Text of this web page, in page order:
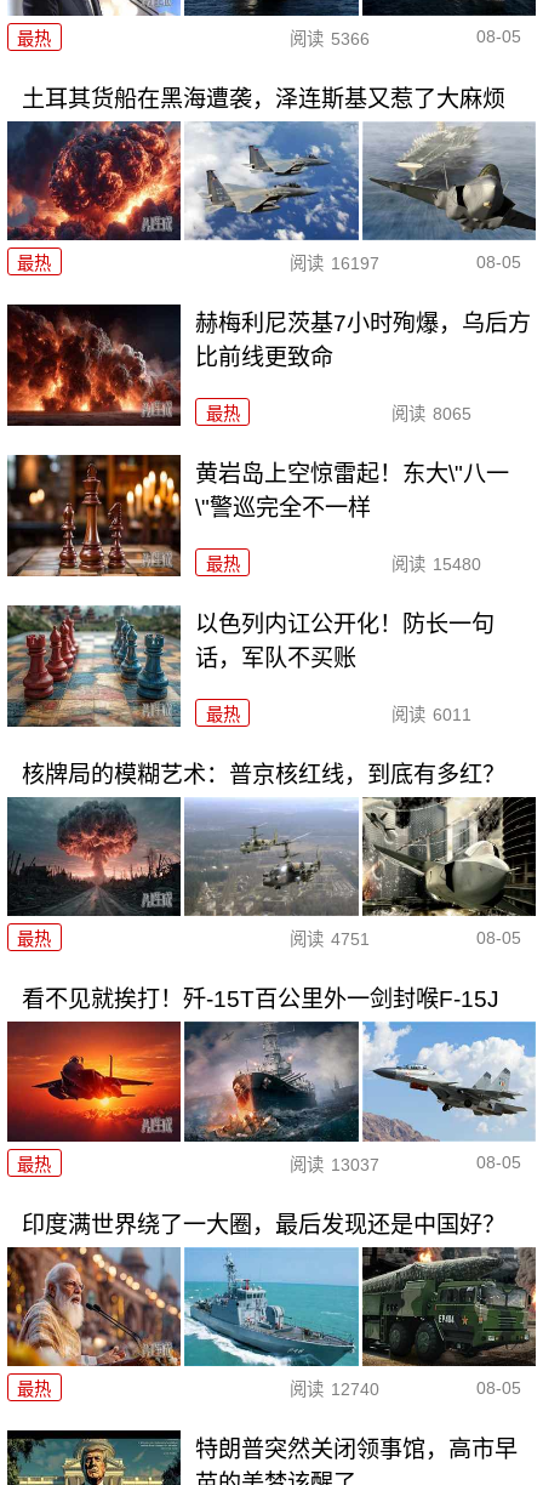
最热 阅读 5366 08-05
土耳其货船在黑海遭袭，泽连斯基又惹了大麻烦
最热 阅读 16197 08-05
赫梅利尼茨基7小时殉爆，乌后方
比前线更致命
最热 阅读 8065
黄岩岛上空惊雷起！东大\"八一
\"警巡完全不一样
最热 阅读 15480
以色列内讧公开化！防长一句
话，军队不买账
最热 阅读 6011
核牌局的模糊艺术：普京核红线，到底有多红？
最热 阅读 4751 08-05
看不见就挨打！歼-15T百公里外一剑封喉F-15J
最热 阅读 13037 08-05
印度满世界绕了一大圈，最后发现还是中国好？
最热 阅读 12740 08-05
特朗普突然关闭领事馆，高市早